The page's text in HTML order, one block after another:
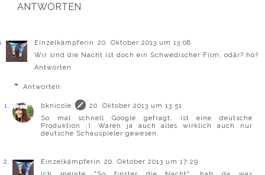
ANTWORTEN
Einzelkämpferin
20. Oktober 2013 um 13:08
Wir sind die Nacht ist doch ein Schwedischer Film, odär? hö?
Antworten
Antworten
bknicole
20. Oktober 2013 um 13:51
So mal schnell Google gefragt, ist eine deutsche
Produktion ;). Waren ja auch alles wirklich auch nur
deutsche Schauspieler gewesen.
Einzelkämpferin
20. Oktober 2013 um 17:29